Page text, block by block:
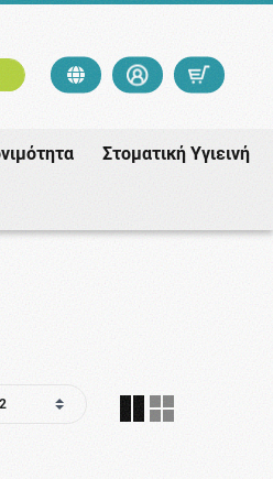
Στοματική Υγιεινή